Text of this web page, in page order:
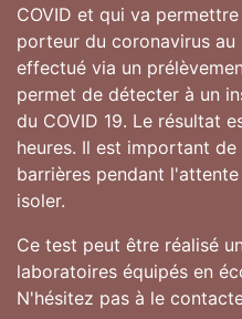
COVID et qui va
porteur du coronavirus
effectué via un
permet de détecter à un
du COVID 19. Le résultat
heures. Il est important
barrières pendant
isoler.
Ce test peut être réalisé
laboratoires équipés en
N'hésitez pas à le